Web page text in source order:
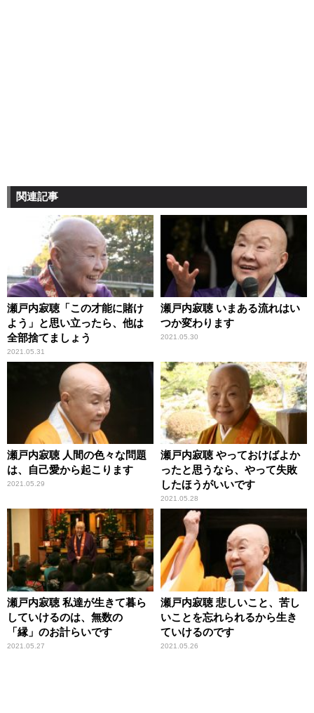
関連記事
瀬戸内寂聴「この才能に賭け
よう」と思い立ったら、他は
全部捨てましょう
2021.05.31
瀬戸内寂聴 いまある流れはい
つか変わります
2021.05.30
瀬戸内寂聴 人間の色々な問題
は、自己愛から起こります
2021.05.29
瀬戸内寂聴 やっておけばよか
ったと思うなら、やって失敗
したほうがいいです
2021.05.28
瀬戸内寂聴 私達が生きて暮ら
していけるのは、無数の
「縁」のお計らいです
2021.05.27
瀬戸内寂聴 悲しいこと、苦し
いことを忘れられるから生き
ていけるのです
2021.05.26